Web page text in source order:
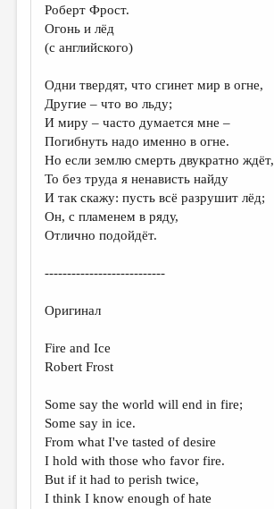
НОВОСТИ
ПРАВИЛА САЙТА
ОТДЕЛЫ И РУБРИКИ
ИЗБРАННОЕ
ДАЙДЖЕСТ
ПРОИЗВЕДЕНИЯ
ПЕРЕВОДЫ
КОНКУРСЫ
ДЕТСКАЯ КОМНАТА
КНИЖНАЯ ПОЛКА
СТРАНИЦЫ ПАМЯТИ
ОБЪЯВЛЕНИЯ
КОЛОНКА РЕДАКТОРА
РЕДКОЛЛЕГИЯ
ОТ РЕДАКЦИИ
Роберт Фрост.
Огонь и лёд
(с английского)
Одни твердят, что сгинет мир в огне,
Другие – что во льду;
И миру – часто думается мне –
Погибнуть надо именно в огне.
Но если землю смерть двукратно ждёт,
То без труда я ненависть найду
И так скажу: пусть всё разрушит лёд;
Он, с пламенем в ряду,
Отлично подойдёт.
---------------------------
Оригинал
Fire and Ice
Robert Frost
Some say the world will end in fire;
Some say in ice.
From what I've tasted of desire
I hold with those who favor fire.
But if it had to perish twice,
I think I know enough of hate